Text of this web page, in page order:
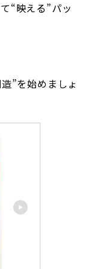
“映える”パッ
”を始めましょ